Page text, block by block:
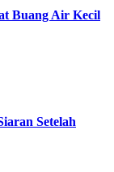
Buang Air Kecil
Setelah